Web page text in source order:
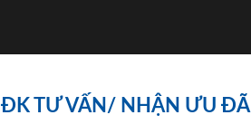
ĐK TƯ VẤN/ NHẬN ƯU ĐÃI